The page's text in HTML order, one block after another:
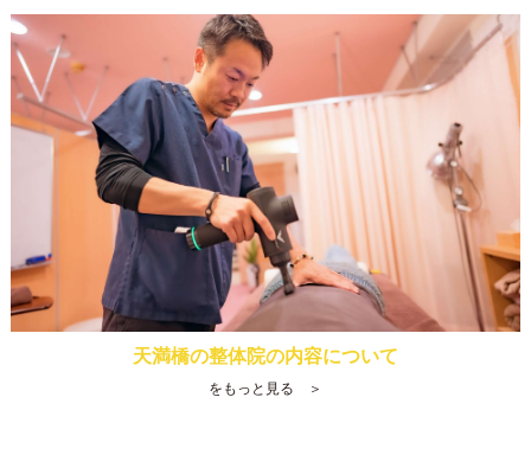
天満橋の整体院の内容について
をもっと見る ＞